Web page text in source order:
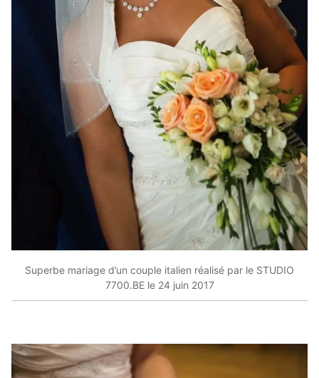
Superbe mariage d’un couple italien réalisé par le STUDIO
7700.BE le 24 juin 2017